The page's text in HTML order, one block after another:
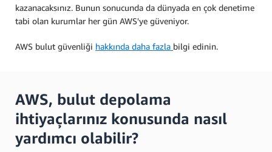
kazanacaksınız. Bunun sonucunda da dünyada en çok denetime
tabi olan kurumlar her gün AWS'ye güveniyor.
AWS bulut güvenliği hakkında daha fazla bilgi edinin.
AWS, bulut depolama
ihtiyaçlarınız konusunda nasıl
yardımcı olabilir?